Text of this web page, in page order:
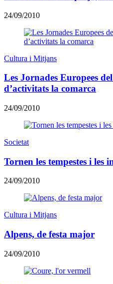
24/09/2010
Cultura i Mitjans
Les Jornades Europees
d’activitats la comarca
24/09/2010
Societat
Tornen les tempestes i les
24/09/2010
Cultura i Mitjans
Alpens, de festa major
24/09/2010